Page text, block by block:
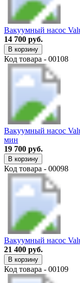
Вакуумный насос
14 700 руб.
В корзину
Код товара - 00108
Вакуумный насос
мин
19 700 руб.
В корзину
Код товара - 00098
Вакуумный насос
21 400 руб.
В корзину
Код товара - 00109